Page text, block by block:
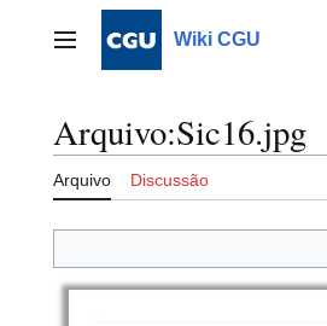
Menu principalWiki CGU
Arquivo:Sic16.jpg
Arquivo Discussão